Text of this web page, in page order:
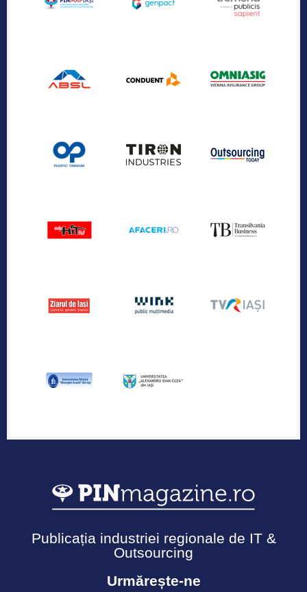
Publicația industriei regionale de IT &
Outsourcing
Urmărește-ne